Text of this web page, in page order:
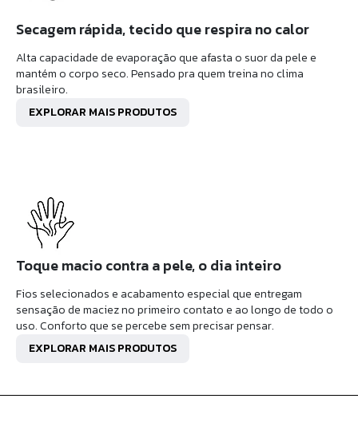
Secagem rápida, tecido que respira no calor
Alta capacidade de evaporação que afasta o suor da pele e
mantém o corpo seco. Pensado pra quem treina no clima
brasileiro.
EXPLORAR MAIS PRODUTOS
Toque macio contra a pele, o dia inteiro
Fios selecionados e acabamento especial que entregam
sensação de maciez no primeiro contato e ao longo de todo o
uso. Conforto que se percebe sem precisar pensar.
EXPLORAR MAIS PRODUTOS